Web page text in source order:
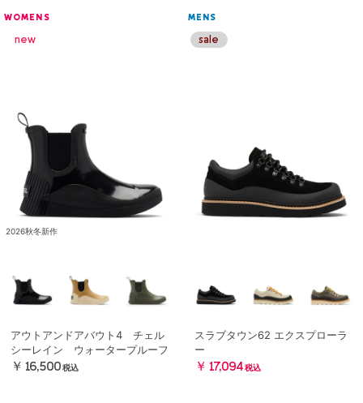
WOMENS
2026秋冬新作
アウトアンドアバウト4 チェル
シーレイン ウォータープルーフ
￥16,500 税込
MENS
スラブタウン62 エクスプローラ
ー
￥17,094 税込